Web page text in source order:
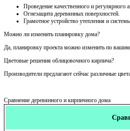
Проведение качественного и регулярного
Огнезащита деревянных поверхностей.
Грамотное устройство утепления и
Можно ли изменить планировку дома?
Да, планировку проекта можно изменить по
Цветовые решения облицовочного кирпича?
Производители предлагают сейчас различные
Сравнение деревянного и кирпичного дома